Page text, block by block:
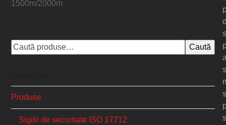
1500m/2000m
Caută
Produse
Sigilii de securitate ISO 17712